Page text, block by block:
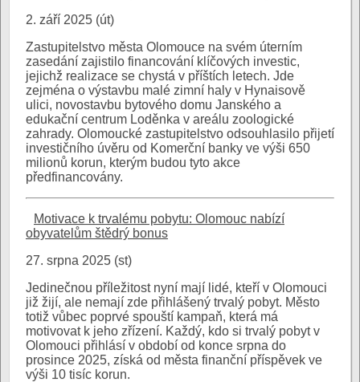
2. září 2025 (út)
Zastupitelstvo města Olomouce na svém úterním
zasedání zajistilo financování klíčových investic,
jejichž realizace se chystá v příštích letech. Jde
zejména o výstavbu malé zimní haly v Hynaisově
ulici, novostavbu bytového domu Janského a
edukační centrum Loděnka v areálu zoologické
zahrady. Olomoucké zastupitelstvo odsouhlasilo přijetí
investičního úvěru od Komerční banky ve výši 650
milionů korun, kterým budou tyto akce
předfinancovány.
Motivace k trvalému pobytu: Olomouc nabízí
obyvatelům štědrý bonus
27. srpna 2025 (st)
Jedinečnou příležitost nyní mají lidé, kteří v Olomouci
již žijí, ale nemají zde přihlášený trvalý pobyt. Město
totiž vůbec poprvé spouští kampaň, která má
motivovat k jeho zřízení. Každý, kdo si trvalý pobyt v
Olomouci přihlásí v období od konce srpna do
prosince 2025, získá od města finanční příspěvek ve
výši 10 tisíc korun.